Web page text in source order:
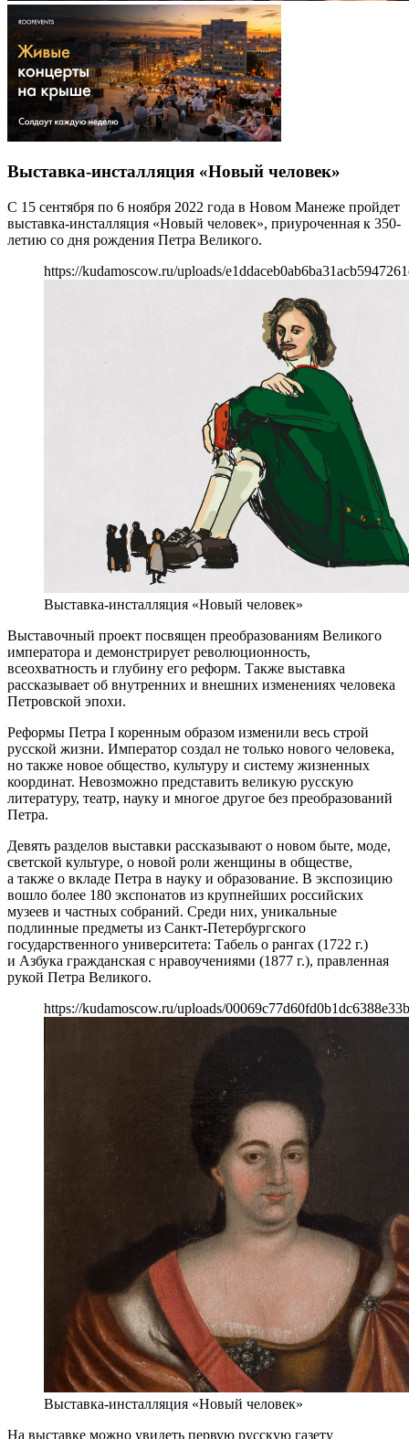
Выставка-инсталляция «Новый человек»
С 15 сентября по 6 ноября 2022 года в Новом Манеже пройдет
выставка-инсталляция «Новый человек», приуроченная к 350-
летию со дня рождения Петра Великого.
https://kudamoscow.ru/uploads/
Выставка-инсталляция «Новый человек»
Выставочный проект посвящен преобразованиям Великого
императора и демонстрирует революционность,
всеохватность и глубину его реформ. Также выставка
рассказывает об внутренних и внешних изменениях человека
Петровской эпохи.
Реформы Петра I коренным образом изменили весь строй
русской жизни. Император создал не только нового человека,
но также новое общество, культуру и систему жизненных
координат. Невозможно представить великую русскую
литературу, театр, науку и многое другое без преобразований
Петра.
Девять разделов выставки рассказывают о новом быте, моде,
светской культуре, о новой роли женщины в обществе,
а также о вкладе Петра в науку и образование. В экспозицию
вошло более 180 экспонатов из крупнейших российских
музеев и частных собраний. Среди них, уникальные
подлинные предметы из Санкт-Петербургского
государственного университета: Табель о рангах (1722 г.)
и Азбука гражданская с нравоучениями (1877 г.), правленная
рукой Петра Великого.
https://kudamoscow.ru/uploads/
Выставка-инсталляция «Новый человек»
На выставке можно увидеть первую русскую газету